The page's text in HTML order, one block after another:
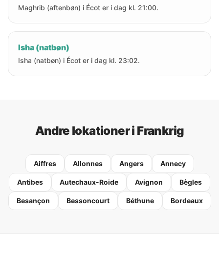
Maghrib (aftenbøn) i Écot er i dag kl. 21:00.
Isha (natbøn)
Isha (natbøn) i Écot er i dag kl. 23:02.
Andre lokationer i Frankrig
Aiffres Allonnes Angers Annecy
Antibes Autechaux-Roide Avignon Bègles
Besançon Bessoncourt Béthune Bordeaux